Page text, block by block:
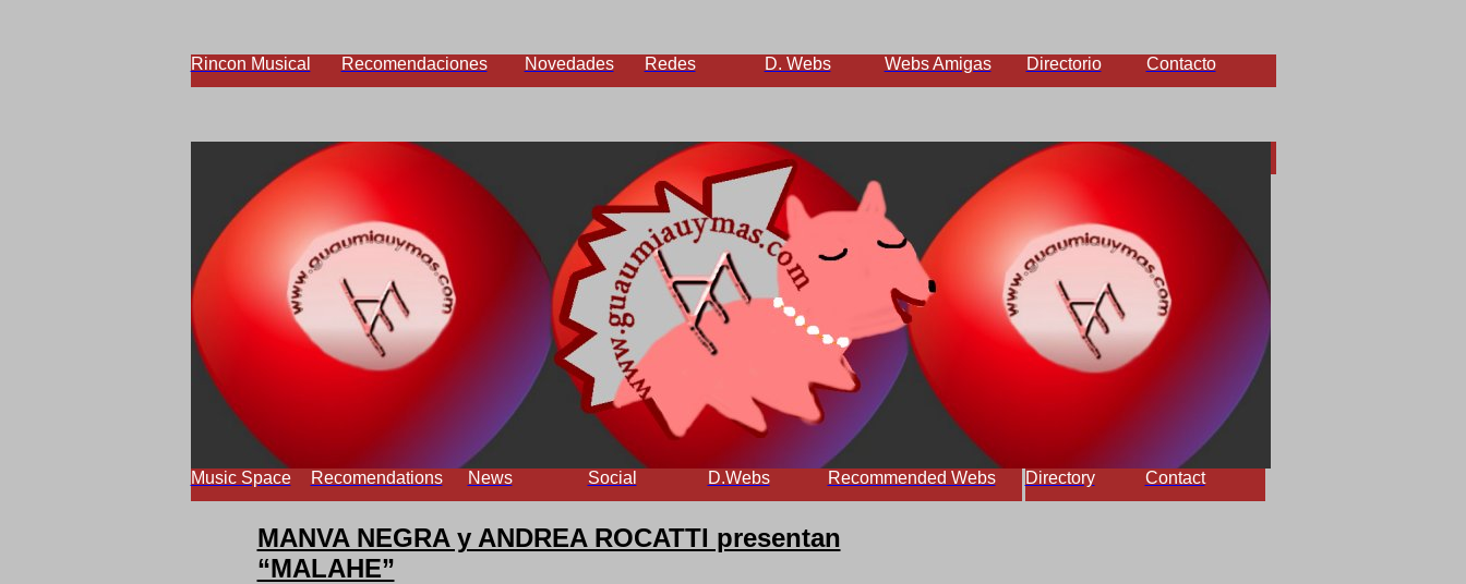
Rincon Musical Recomendaciones Novedades Redes D. Webs Webs Amigas Directorio Contacto
Music Space Recomendations News Social D.Webs Recommended Webs Directory Contact
MANVA NEGRA y ANDREA ROCATTI presentan
“MALAHE”